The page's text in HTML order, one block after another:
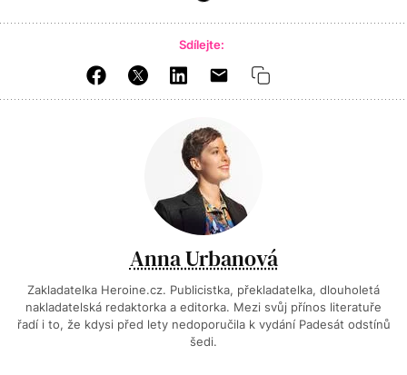
Sdílejte:
Anna Urbanová
Zakladatelka Heroine.cz. Publicistka, překladatelka, dlouholetá
nakladatelská redaktorka a editorka. Mezi svůj přínos literatuře
řadí i to, že kdysi před lety nedoporučila k vydání Padesát odstínů
šedi.